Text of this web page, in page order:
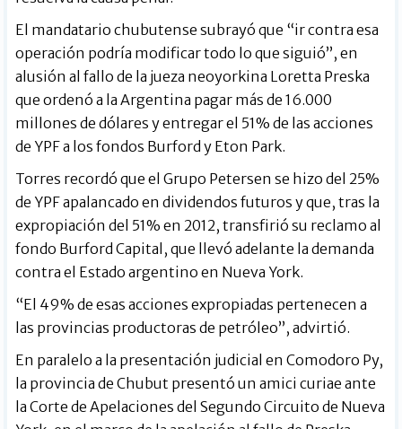
El mandatario chubutense subrayó que “ir contra esa
operación podría modificar todo lo que siguió”, en
alusión al fallo de la jueza neoyorkina Loretta Preska
que ordenó a la Argentina pagar más de 16.000
millones de dólares y entregar el 51% de las acciones
de YPF a los fondos Burford y Eton Park.
Torres recordó que el Grupo Petersen se hizo del 25%
de YPF apalancado en dividendos futuros y que, tras la
expropiación del 51% en 2012, transfirió su reclamo al
fondo Burford Capital, que llevó adelante la demanda
contra el Estado argentino en Nueva York.
“El 49% de esas acciones expropiadas pertenecen a
las provincias productoras de petróleo”, advirtió.
En paralelo a la presentación judicial en Comodoro Py,
la provincia de Chubut presentó un amici curiae ante
la Corte de Apelaciones del Segundo Circuito de Nueva